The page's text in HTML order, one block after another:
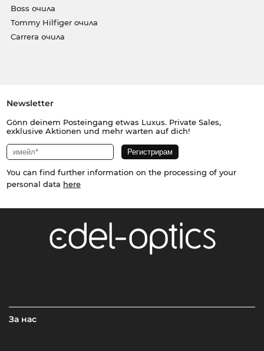
Boss очила
Tommy Hilfiger очила
Carrera очила
Newsletter
Gönn deinem Posteingang etwas Luxus. Private Sales,
exklusive Aktionen und mehr warten auf dich!
You can find further information on the processing of your
personal data here
За нас